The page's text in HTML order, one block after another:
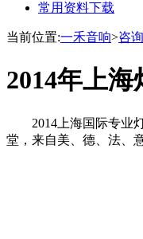
常用资料下载
当前位置:一禾音响>咨
2014年上
2014上海国际专业灯
堂，来自美、德、法、